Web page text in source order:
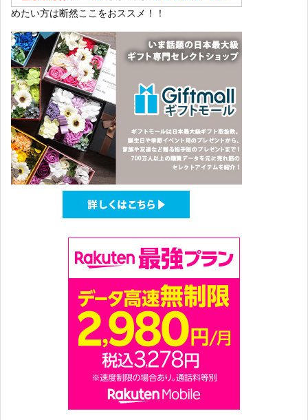
めたい方は断然ここをおススメ！！